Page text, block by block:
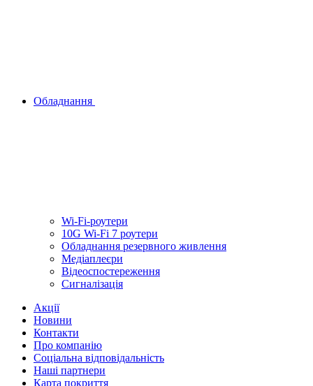
Обладнання
Wi-Fi-роутери
10G Wi-Fi 7 роутери
Обладнання резервного живлення
Медiаплеєри
Відеоспостереження
Сигналізація
Акції
Новини
Контакти
Про компанію
Соціальна відповідальність
Наші партнери
Карта покриття